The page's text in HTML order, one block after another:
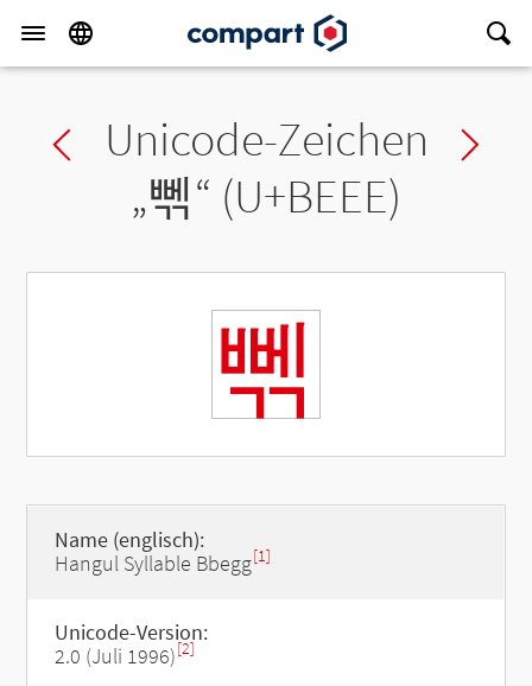
Previous char
Unicode-Zeichen
„뻮“ (U+BEEE)
뻮
Name (englisch):
Hangul Syllable Bbegg[1]
Unicode-Version:
2.0 (Juli 1996)[2]